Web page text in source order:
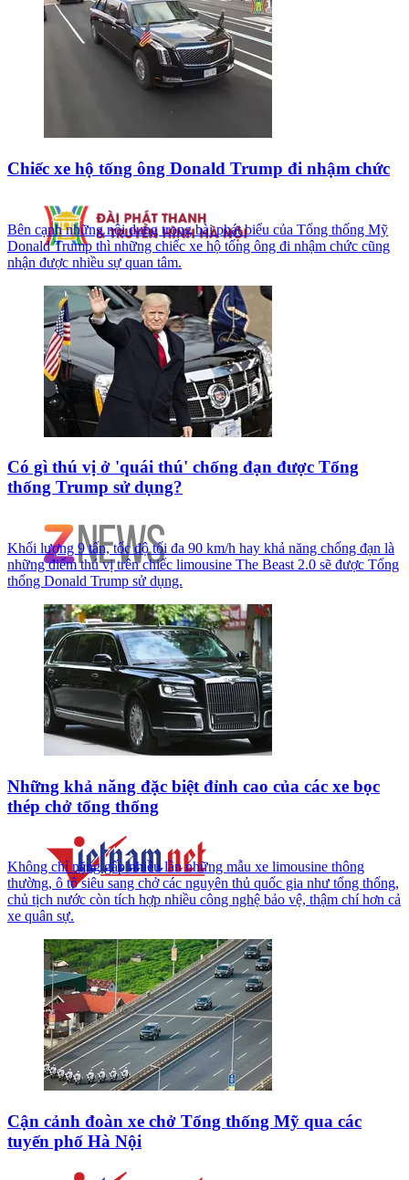
Chiếc xe hộ tống ông Donald Trump đi nhậm chức
Bên cạnh những nội dung trong bài phát biểu của Tổng thống Mỹ
Donald Trump thì những chiếc xe hộ tống ông đi nhậm chức cũng
nhận được nhiều sự quan tâm.
Có gì thú vị ở 'quái thú' chống đạn được Tổng
thống Trump sử dụng?
Khối lượng 9 tấn, tốc độ tối đa 90 km/h hay khả năng chống đạn là
những điểm thú vị trên chiếc limousine The Beast 2.0 sẽ được Tổng
thống Donald Trump sử dụng.
Những khả năng đặc biệt đỉnh cao của các xe bọc
thép chở tổng thống
Không chỉ nặng gấp nhiều lần những mẫu xe limousine thông
thường, ô tô siêu sang chở các nguyên thủ quốc gia như tổng thống,
chủ tịch nước còn tích hợp nhiều công nghệ bảo vệ, thậm chí hơn cả
xe quân sự.
Cận cảnh đoàn xe chở Tổng thống Mỹ qua các
tuyến phố Hà Nội